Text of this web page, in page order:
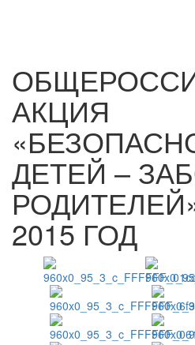
АКЦИЯ
ДЕТЕЙ –
2015 ГОД